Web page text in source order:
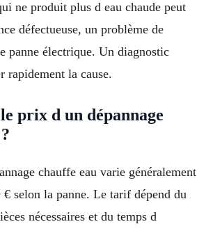
ne produit plus d eau chaude peut
défectueuse, un problème de
panne électrique. Un diagnostic
rapidement la cause.
prix d un dépannage
chauffe eau varie généralement
€ selon la panne. Le tarif dépend du
nécessaires et du temps d